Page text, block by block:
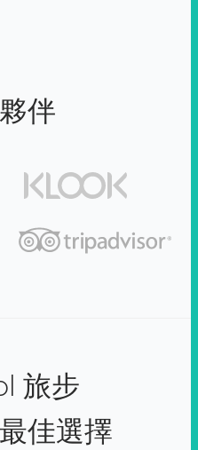
伴
旅步
佳選擇